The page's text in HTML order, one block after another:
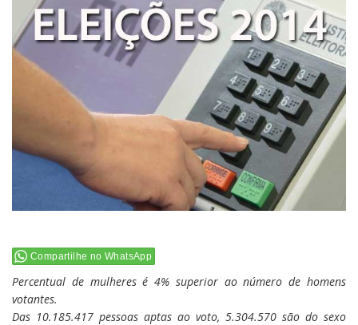
Compartilhe no WhatsApp
Percentual de mulheres é 4% superior ao número de homens
votantes.
Das 10.185.417 pessoas aptas ao voto, 5.304.570 são do sexo